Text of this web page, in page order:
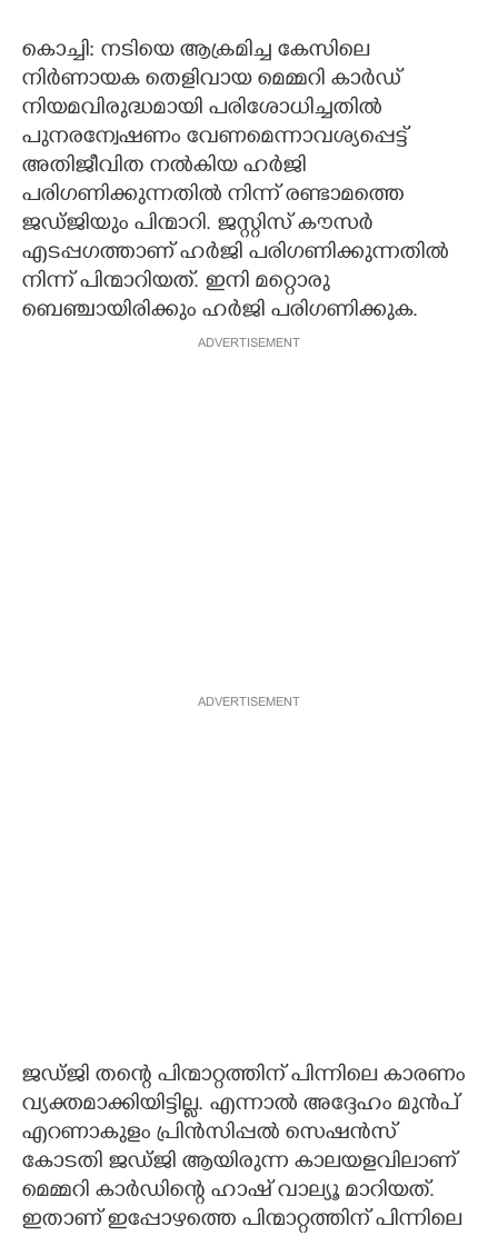
കൊച്ചി: നടിയെ ആക്രമിച്ച കേസിലെ
നിർണായക തെളിവായ മെമ്മറി കാർഡ്
നിയമവിരുദ്ധമായി പരിശോധിച്ചതിൽ
പുനരന്വേഷണം വേണമെന്നാവശ്യപ്പെട്ട്
അതിജീവിത നൽകിയ ഹർജി
പരിഗണിക്കുന്നതില്‍ നിന്ന് രണ്ടാമത്തെ
ജഡ്ജിയും പിന്മാറി. ജസ്റ്റിസ് കൗസർ
എടപ്പഗത്താണ് ഹർജി പരിഗണിക്കുന്നതിൽ
നിന്ന് പിന്മാറിയത്. ഇനി മറ്റൊരു
ബെഞ്ചായിരിക്കും ഹര്‍ജി പരിഗണിക്കുക.
ADVERTISEMENT
ADVERTISEMENT
‌ജഡ്ജി തന്റെ പിന്മാറ്റത്തിന് പിന്നിലെ കാരണം
വ്യക്തമാക്കിയിട്ടില്ല. എന്നാൽ അദ്ദേഹം മുൻപ്
എറണാകുളം പ്രിൻസിപ്പൽ സെഷൻസ്
കോടതി ജഡ്ജി ആയിരുന്ന കാലയളവിലാണ്
മെമ്മറി കാർഡിന്റെ ഹാഷ് വാല്യൂ മാറിയത്.
ഇതാണ് ഇപ്പോഴത്തെ പിന്മാറ്റത്തിന് പിന്നിലെ